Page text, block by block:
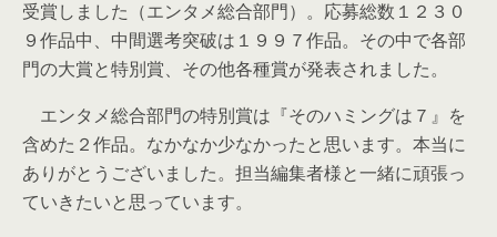
受賞しました（エンタメ総合部門）。応募総数１２３０
９作品中、中間選考突破は１９９７作品。その中で各部
門の大賞と特別賞、その他各種賞が発表されました。
エンタメ総合部門の特別賞は『そのハミングは７』を
含めた２作品。なかなか少なかったと思います。本当に
ありがとうございました。担当編集者様と一緒に頑張っ
ていきたいと思っています。